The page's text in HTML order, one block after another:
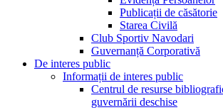
Publicații de căsătorie
Starea Civilă
Club Sportiv Navodari
Guvernanță Corporativă
De interes public
Informații de interes public
Centrul de resurse
guvernării deschise